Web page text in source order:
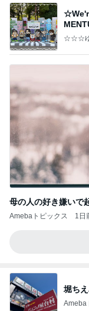
☆☆☆
母の人の好き嫌いで
Amebaトピックス 1日
堀ち
Ameba